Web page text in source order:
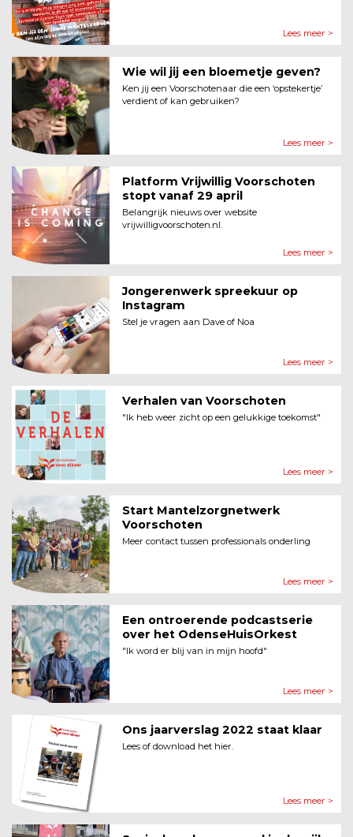
Lees meer >
Wie wil jij een bloemetje geven?
Ken jij een Voorschotenaar die een ‘opstekertje’
verdient of kan gebruiken?
Lees meer >
Platform Vrijwillig Voorschoten
stopt vanaf 29 april
Belangrijk nieuws over website
vrijwilligvoorschoten.nl.
Lees meer >
Jongerenwerk spreekuur op
Instagram
Stel je vragen aan Dave of Noa
Lees meer >
Verhalen van Voorschoten
"Ik heb weer zicht op een gelukkige toekomst"
Lees meer >
Start Mantelzorgnetwerk
Voorschoten
Meer contact tussen professionals onderling
Lees meer >
Een ontroerende podcastserie
over het OdenseHuisOrkest
"Ik word er blij van in mijn hoofd"
Lees meer >
Ons jaarverslag 2022 staat klaar
Lees of download het hier.
Lees meer >